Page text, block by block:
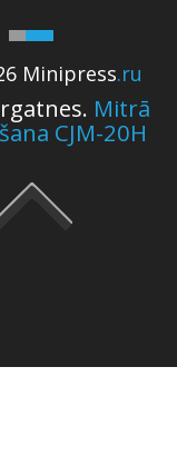
Minipress.ru
Mitrā
CJM-20H